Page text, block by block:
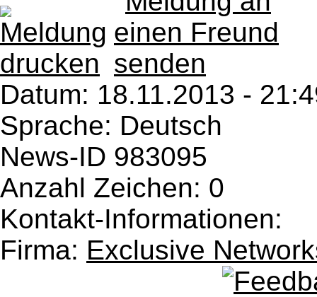
Datum: 18.11.2013 -
Sprache: Deutsch
News-ID 983095
Anzahl Zeichen: 0
Kontakt-Informationen:
Firma: Exclusive